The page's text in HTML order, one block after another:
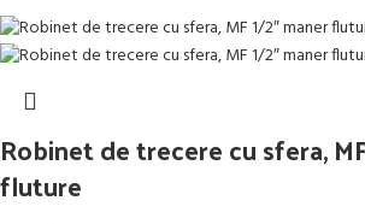
Robinet de trecere cu sfera,
fluture